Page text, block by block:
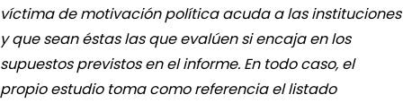
víctima de motivación política acuda a las instituciones
y que sean éstas las que evalúen si encaja en los
supuestos previstos en el informe. En todo caso, el
propio estudio toma como referencia el listado